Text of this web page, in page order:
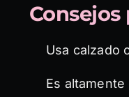
Usa calzado
Es